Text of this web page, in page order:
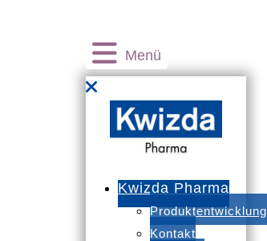
Menü
Kwizda Pharma
Produktentwicklung
Kontakt
Contract Manufacturing